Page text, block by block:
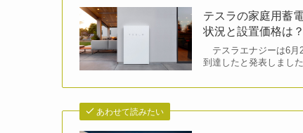
テスラの家庭用蓄
状況と設置価格は？
テスラエナジーは6月
到達したと発表しまし
あわせて読みたい